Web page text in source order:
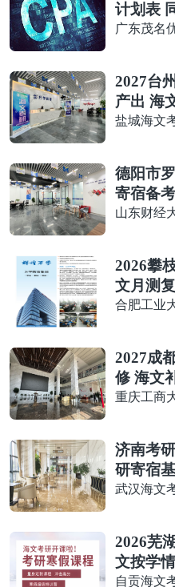
计划表
广东茂名
2027台
产出 海
盐城海文
德阳市
寄宿备
山东财经
2026攀
文月测
合肥工业
2027成
修 海文
重庆工商
济南考
研寄宿
武汉海文
2026芜
文按学
自贡海文